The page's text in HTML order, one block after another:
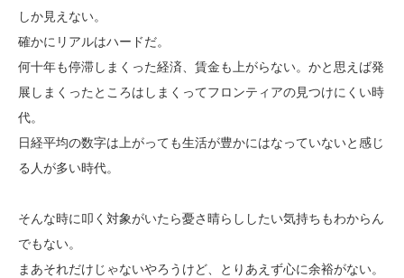
しか見えない。
確かにリアルはハードだ。
何十年も停滞しまくった経済、賃金も上がらない。かと思えば発
展しまくったところはしまくってフロンティアの見つけにくい時
代。
日経平均の数字は上がっても生活が豊かにはなっていないと感じ
る人が多い時代。
そんな時に叩く対象がいたら憂さ晴らししたい気持ちもわからん
でもない。
まあそれだけじゃないやろうけど、とりあえず心に余裕がない。